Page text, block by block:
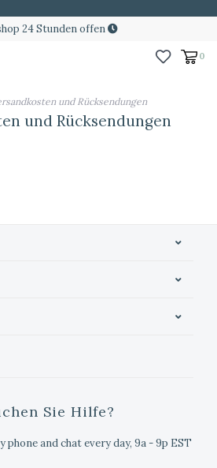
24 Stunden offen
0
und Rücksendungen
und Rücksendungen
Sie Hilfe?
phone and chat every day, 9a - 9p EST